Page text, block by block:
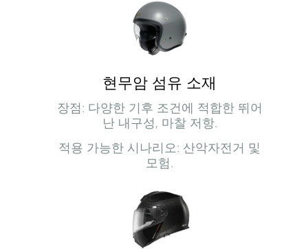
현무암 섬유 소재
장점: 다양한 기후 조건에 적합한 뛰어
난 내구성, 마찰 저항.
적용 가능한 시나리오: 산악자전거 및
모험.